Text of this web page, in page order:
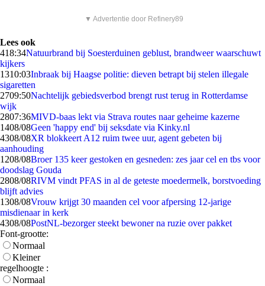
▼ Advertentie door Refinery89
Lees ook
418:34Natuurbrand bij Soesterduinen geblust, brandweer waarschuwt
kijkers
1310:03Inbraak bij Haagse politie: dieven betrapt bij stelen illegale
sigaretten
2709:50Nachtelijk gebiedsverbod brengt rust terug in Rotterdamse
wijk
2807:36MIVD-baas lekt via Strava routes naar geheime kazerne
1408/08Geen 'happy end' bij seksdate via Kinky.nl
4308/08XR blokkeert A12 ruim twee uur, agent gebeten bij
aanhouding
1208/08Broer 135 keer gestoken en gesneden: zes jaar cel en tbs voor
doodslag Gouda
2808/08RIVM vindt PFAS in al de geteste moedermelk, borstvoeding
blijft advies
1308/08Vrouw krijgt 30 maanden cel voor afpersing 12-jarige
misdienaar in kerk
4308/08PostNL-bezorger steekt bewoner na ruzie over pakket
Font-grootte:
Normaal
Kleiner
regelhoogte :
Normaal